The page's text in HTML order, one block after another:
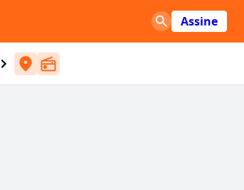
Assine
Entretenimento